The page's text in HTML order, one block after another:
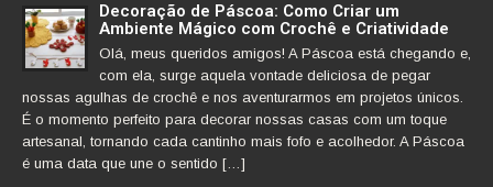
Decoração de Páscoa: Como Criar um
Ambiente Mágico com Crochê e Criatividade
Olá, meus queridos amigos! A Páscoa está chegando e,
com ela, surge aquela vontade deliciosa de pegar
nossas agulhas de crochê e nos aventurarmos em projetos únicos.
É o momento perfeito para decorar nossas casas com um toque
artesanal, tornando cada cantinho mais fofo e acolhedor. A Páscoa
é uma data que une o sentido […]